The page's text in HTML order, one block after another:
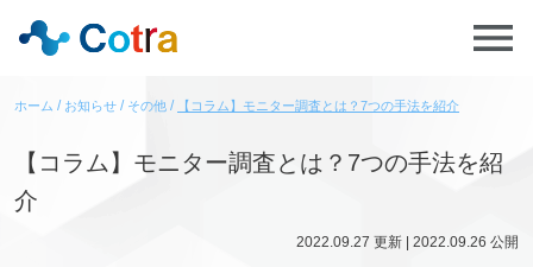
ホーム お知らせ その他 【コラム】モニター調査とは？7つの手法を紹介
【コラム】モニター調査とは？7つの手法を紹
介
2022.09.27 更新 | 2022.09.26 公開